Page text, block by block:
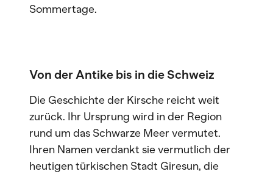
Sommertage.
Von der Antike bis in die Schweiz
Die Geschichte der Kirsche reicht weit
zurück. Ihr Ursprung wird in der Region
rund um das Schwarze Meer vermutet.
Ihren Namen verdankt sie vermutlich der
heutigen türkischen Stadt Giresun, die